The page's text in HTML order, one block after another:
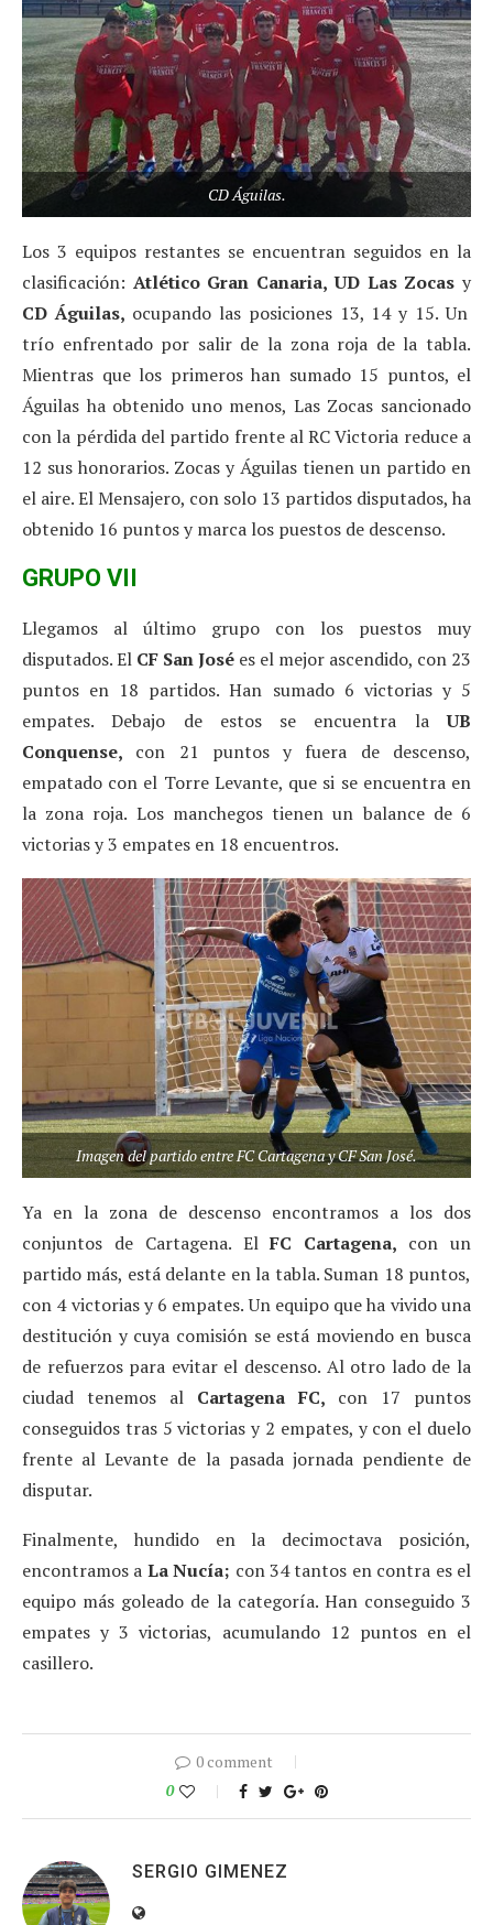
CD Águilas.
Los 3 equipos restantes se encuentran seguidos en la
clasificación: Atlético Gran Canaria, UD Las Zocasy
CD Águilas, ocupando las posiciones 13, 14 y 15. Un
trío enfrentado por salir de la zona roja de la tabla.
Mientras que los primeros han sumado 15 puntos, el
Águilas ha obtenido uno menos, Las Zocas sancionado
con la pérdida del partido frente al RC Victoria reduce a
12 sus honorarios. Zocas y Águilas tienen un partido en
el aire. El Mensajero, con solo 13 partidos disputados, ha
obtenido 16 puntos y marca los puestos de descenso.
GRUPO VII
Llegamos al último grupo con los puestos muy
disputados. El CF San José es el mejor ascendido, con 23
puntos en 18 partidos. Han sumado 6 victorias y 5
empates. Debajo de estos se encuentra laUB
Conquense, con 21 puntos y fuera de descenso,
empatado con el Torre Levante, que si se encuentra en
la zona roja. Los manchegos tienen un balance de 6
victorias y 3 empates en 18 encuentros.
Imagen del partido entre FC Cartagena y CF San José.
Ya en la zona de descenso encontramos a los dos
conjuntos de Cartagena. ElFC Cartagena, con un
partido más, está delante en la tabla. Suman 18 puntos,
con 4 victorias y 6 empates. Un equipo que ha vivido una
destitución y cuya comisión se está moviendo en busca
de refuerzos para evitar el descenso. Al otro lado de la
ciudad tenemos al Cartagena FC, con 17 puntos
conseguidos tras 5 victorias y 2 empates, y con el duelo
frente al Levante de la pasada jornada pendiente de
disputar.
Finalmente, hundido en la decimoctava posición,
encontramos a La Nucía; con 34 tantos en contra es el
equipo más goleado de la categoría. Han conseguido 3
empates y 3 victorias, acumulando 12 puntos en el
casillero.
0 comment
0
SERGIO GIMENEZ